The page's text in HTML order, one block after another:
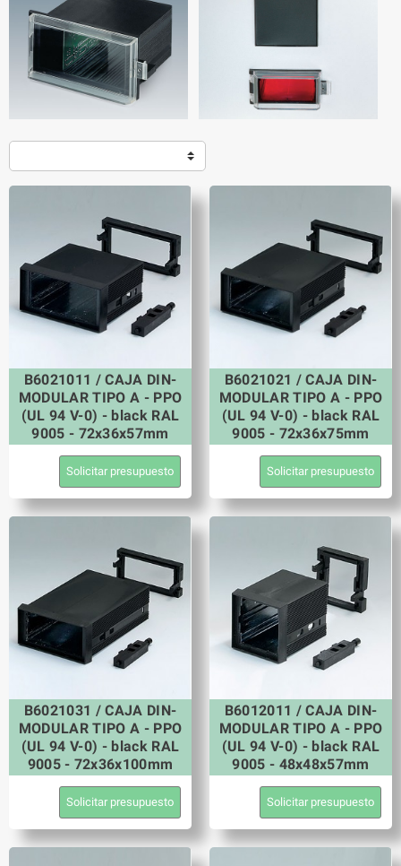
B6021011 / CAJA DIN-
MODULAR TIPO A - PPO
(UL 94 V-0) - black RAL
9005 - 72x36x57mm
Solicitar presupuesto
B6021021 / CAJA DIN-
MODULAR TIPO A - PPO
(UL 94 V-0) - black RAL
9005 - 72x36x75mm
Solicitar presupuesto
B6021031 / CAJA DIN-
MODULAR TIPO A - PPO
(UL 94 V-0) - black RAL
9005 - 72x36x100mm
Solicitar presupuesto
B6012011 / CAJA DIN-
MODULAR TIPO A - PPO
(UL 94 V-0) - black RAL
9005 - 48x48x57mm
Solicitar presupuesto